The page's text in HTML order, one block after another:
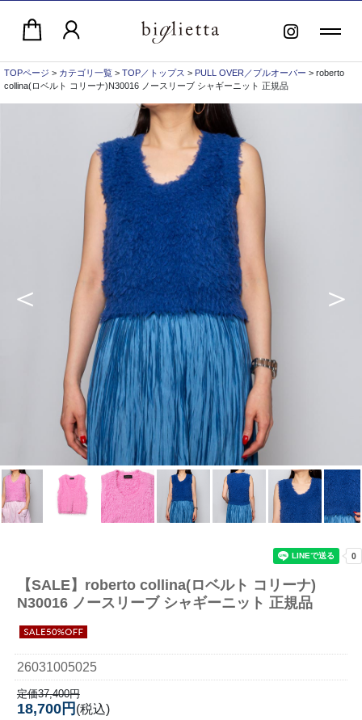
TOPページ > カテゴリ一覧 > TOP／トップス > PULL OVER／プルオーバー > roberto
collina(ロベルト コリーナ)N30016 ノースリーブ シャギーニット 正規品
【SALE】 roberto collina(ロベルト コリーナ)
N30016 ノースリーブ シャギーニット 正規品
26031005025
定価37,400円
18,700円 (税込)